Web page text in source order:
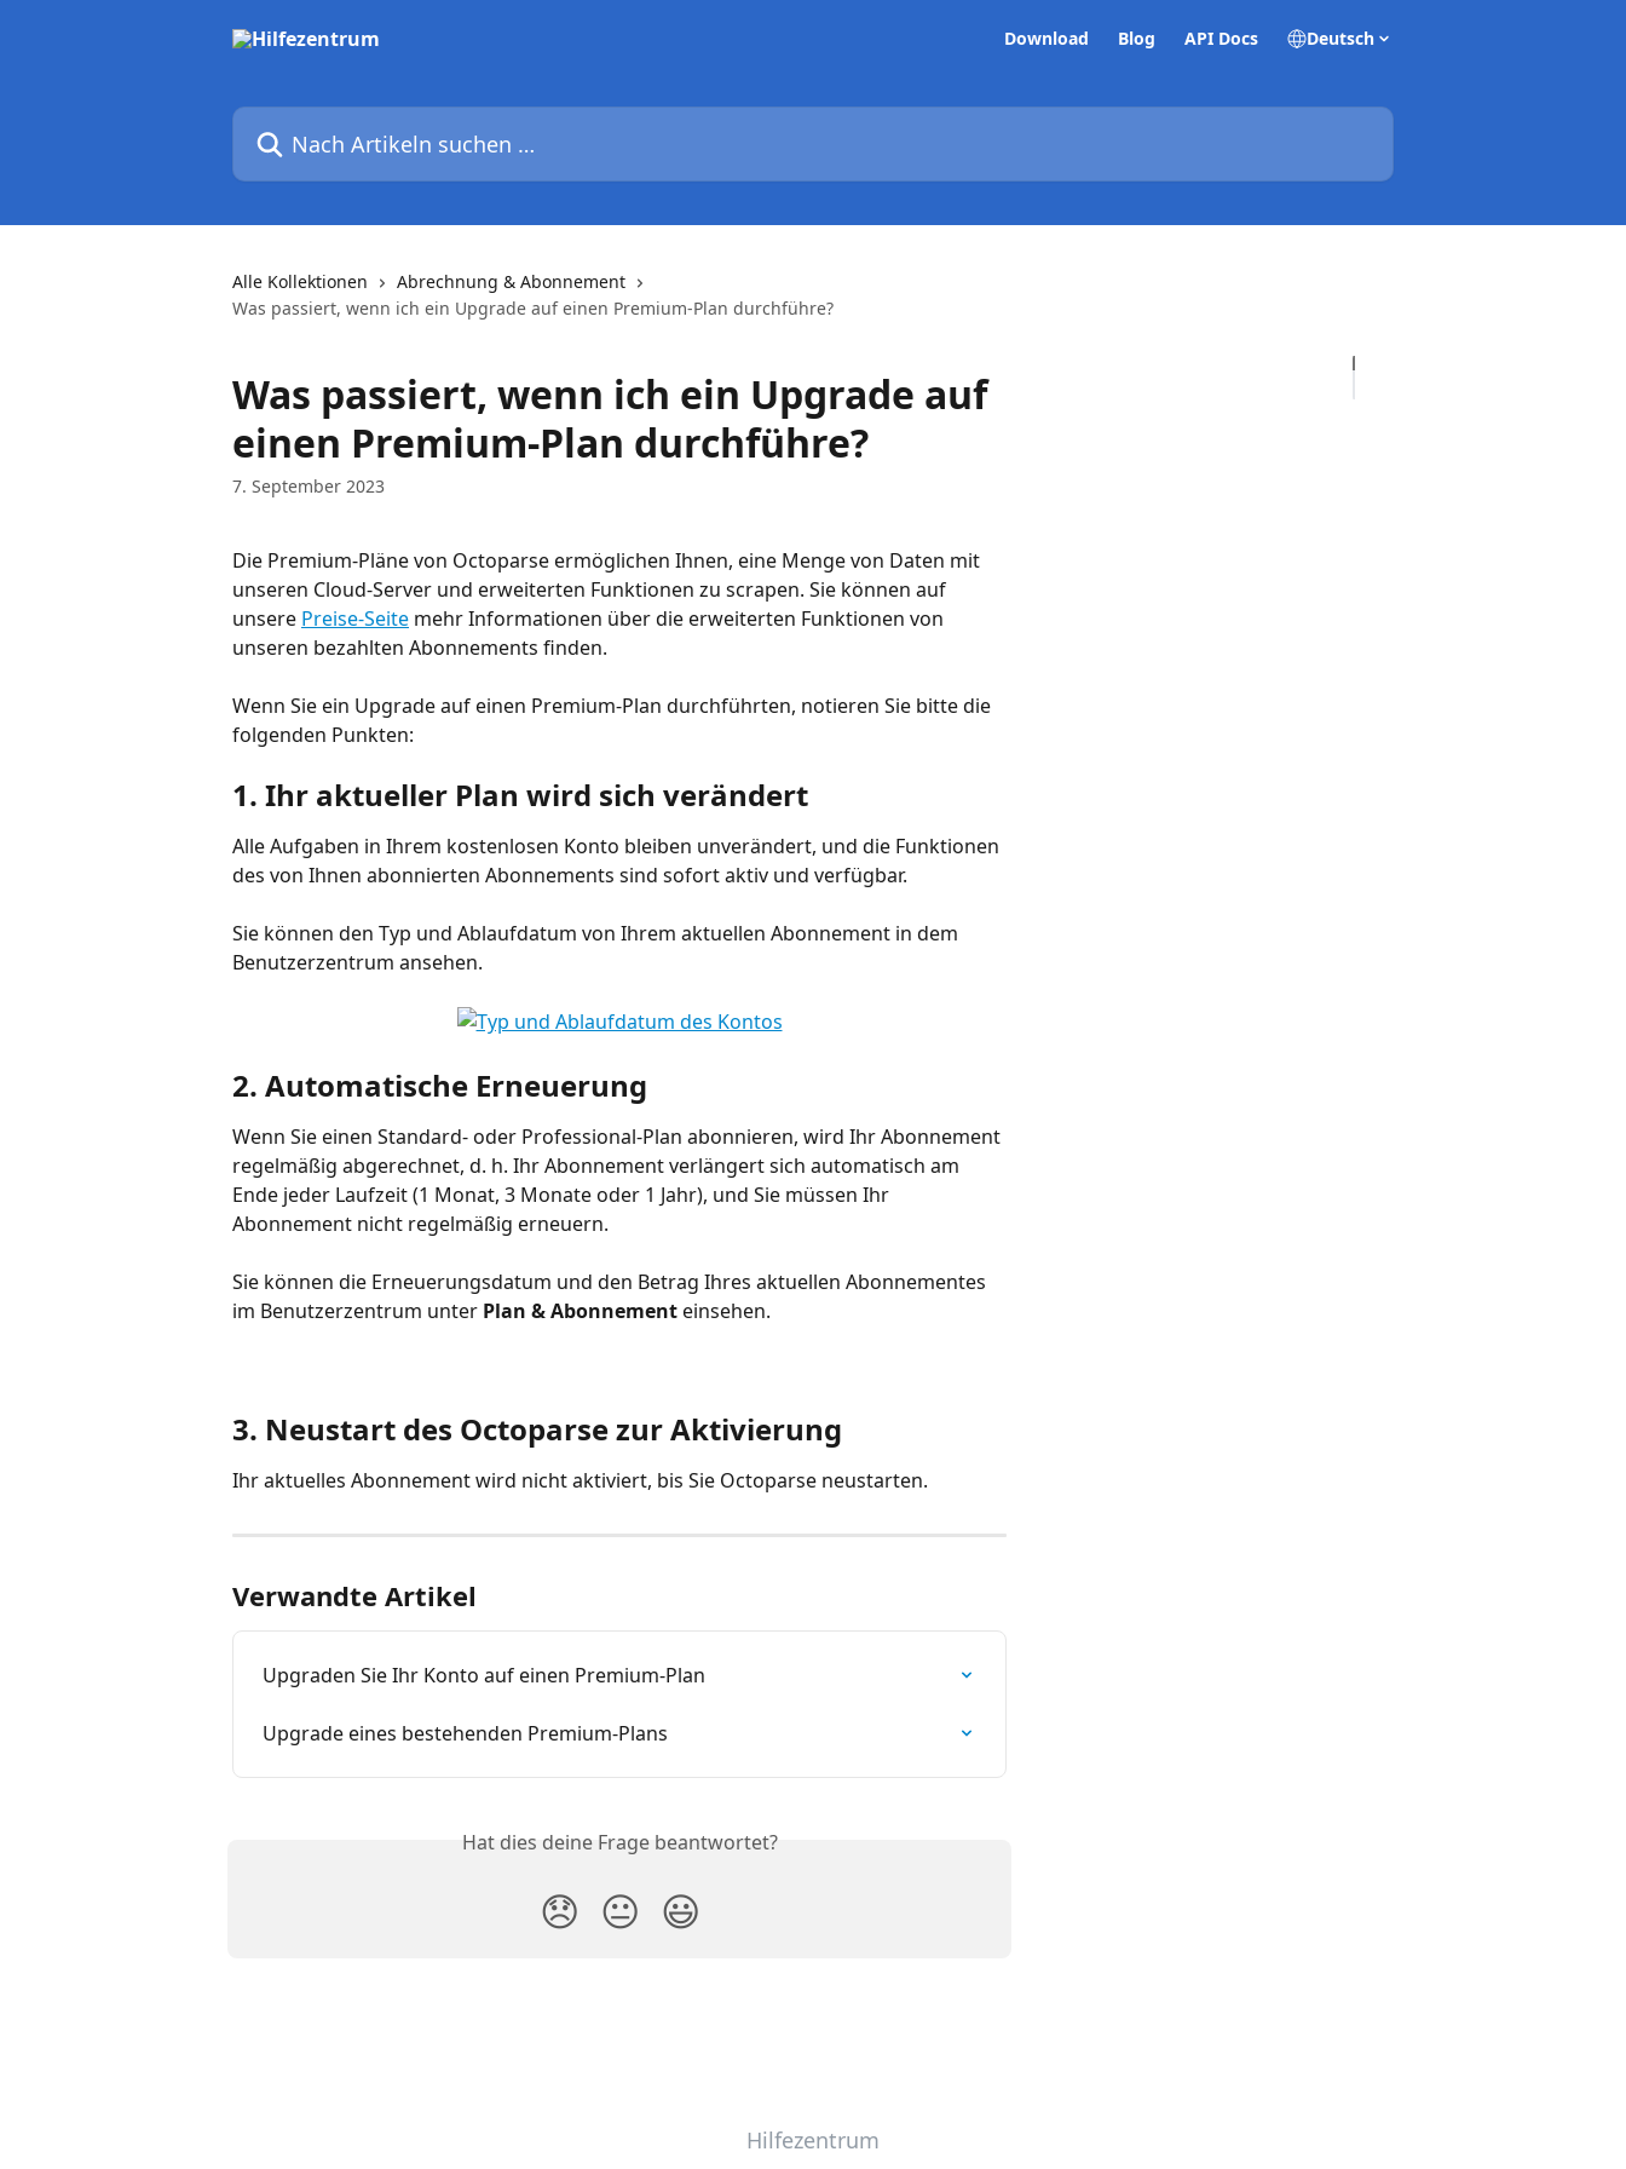
Download Blog API Docs Deutsch
Nach Artikeln suchen …
Alle Kollektionen
Abrechnung & Abonnement
Was passiert, wenn ich ein Upgrade auf einen Premium-Plan durchführe?
Was passiert, wenn ich ein Upgrade auf
einen Premium-Plan durchführe?
7. September 2023
Die Premium-Pläne von Octoparse ermöglichen Ihnen, eine Menge von Daten mit
unseren Cloud-Server und erweiterten Funktionen zu scrapen. Sie können auf
unsere Preise-Seite mehr Informationen über die erweiterten Funktionen von
unseren bezahlten Abonnements finden.
Wenn Sie ein Upgrade auf einen Premium-Plan durchführten, notieren Sie bitte die
folgenden Punkten:
1. Ihr aktueller Plan wird sich verändert
Alle Aufgaben in Ihrem kostenlosen Konto bleiben unverändert, und die Funktionen
des von Ihnen abonnierten Abonnements sind sofort aktiv und verfügbar.
Sie können den Typ und Ablaufdatum von Ihrem aktuellen Abonnement in dem
Benutzerzentrum ansehen.
2. Automatische Erneuerung
Wenn Sie einen Standard- oder Professional-Plan abonnieren, wird Ihr Abonnement
regelmäßig abgerechnet, d. h. Ihr Abonnement verlängert sich automatisch am
Ende jeder Laufzeit (1 Monat, 3 Monate oder 1 Jahr), und Sie müssen Ihr
Abonnement nicht regelmäßig erneuern.
Sie können die Erneuerungsdatum und den Betrag Ihres aktuellen Abonnementes
im Benutzerzentrum unter Plan & Abonnement einsehen.
3. Neustart des Octoparse zur Aktivierung
Ihr aktuelles Abonnement wird nicht aktiviert, bis Sie Octoparse neustarten.
Verwandte Artikel
Upgraden Sie Ihr Konto auf einen Premium-Plan
Upgrade eines bestehenden Premium-Plans
Hat dies deine Frage beantwortet?
😞 😐 😃
Hilfezentrum